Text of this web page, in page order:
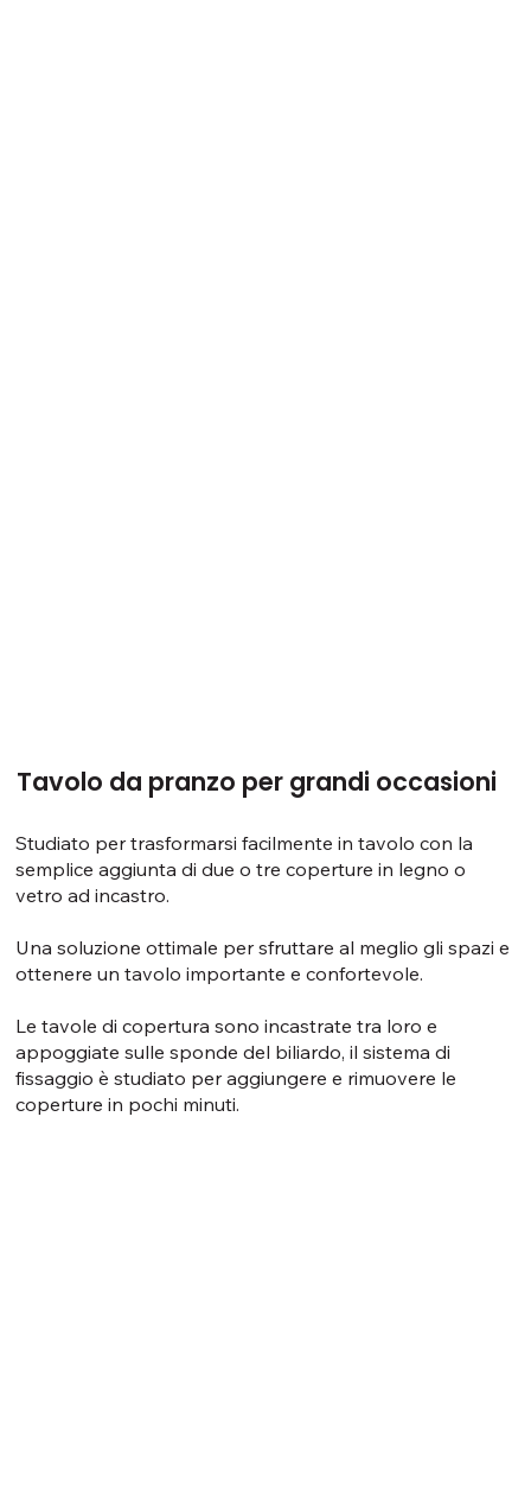
Tavolo da pranzo per grandi occasioni
Studiato per trasformarsi facilmente in tavolo con la
semplice aggiunta di due o tre coperture in legno o
vetro ad incastro.
Una soluzione ottimale per sfruttare al meglio gli spazi e
ottenere un tavolo importante e confortevole.
Le tavole di copertura sono incastrate tra loro e
appoggiate sulle sponde del biliardo, il sistema di
fissaggio è studiato per aggiungere e rimuovere le
coperture in pochi minuti.